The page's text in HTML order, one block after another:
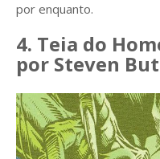
por enquanto.
4. Teia do
por Steven